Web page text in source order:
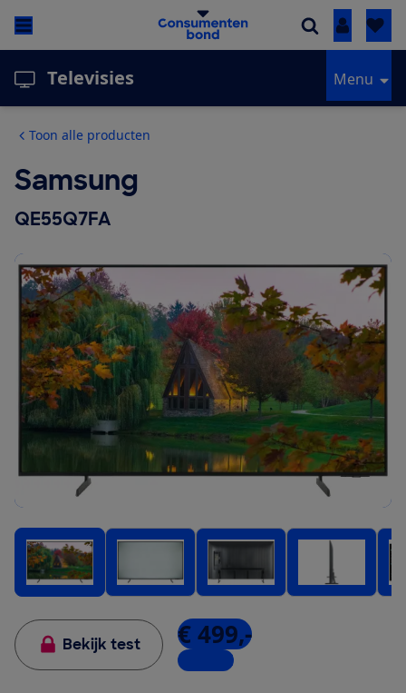
Inloggen
Televisies Menu
Toon alle producten
Samsung
QE55Q7FA
Bekijk test € 499,-
1 winkel